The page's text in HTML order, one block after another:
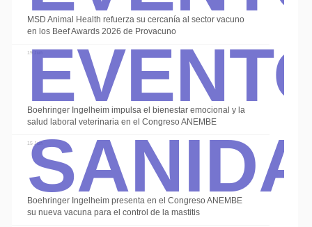
MSD Animal Health refuerza su cercanía al sector vacuno
en los Beef Awards 2026 de Provacuno
19 Jun
Boehringer Ingelheim impulsa el bienestar emocional y la
salud laboral veterinaria en el Congreso ANEMBE
15 Jun
Boehringer Ingelheim presenta en el Congreso ANEMBE
su nueva vacuna para el control de la mastitis